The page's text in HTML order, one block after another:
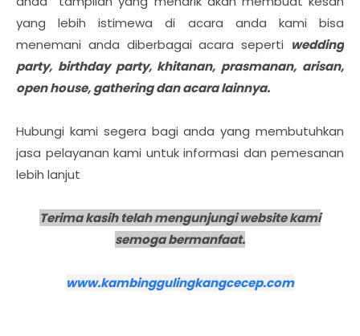
yang lebih istimewa di acara anda kami bisa
menemani anda diberbagai acara seperti wedding
party, birthday party, khitanan, prasmanan, arisan,
open house, gathering dan acara lainnya.
Hubungi kami segera bagi anda yang membutuhkan
jasa pelayanan kami untuk informasi dan pemesanan
lebih lanjut
Terima kasih telah mengunjungi website kami
semoga bermanfaat.
www.kambinggulingkangcecep.com